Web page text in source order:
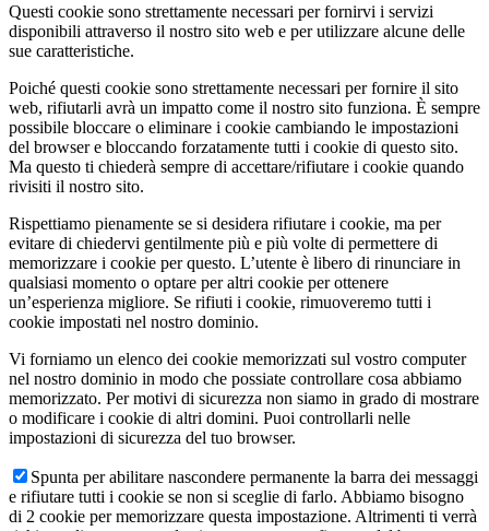
Questi cookie sono strettamente necessari per fornirvi i servizi
disponibili attraverso il nostro sito web e per utilizzare alcune delle
sue caratteristiche.
Poiché questi cookie sono strettamente necessari per fornire il sito
web, rifiutarli avrà un impatto come il nostro sito funziona. È sempre
possibile bloccare o eliminare i cookie cambiando le impostazioni
del browser e bloccando forzatamente tutti i cookie di questo sito.
Ma questo ti chiederà sempre di accettare/rifiutare i cookie quando
rivisiti il nostro sito.
Rispettiamo pienamente se si desidera rifiutare i cookie, ma per
evitare di chiedervi gentilmente più e più volte di permettere di
memorizzare i cookie per questo. L’utente è libero di rinunciare in
qualsiasi momento o optare per altri cookie per ottenere
un’esperienza migliore. Se rifiuti i cookie, rimuoveremo tutti i
cookie impostati nel nostro dominio.
Vi forniamo un elenco dei cookie memorizzati sul vostro computer
nel nostro dominio in modo che possiate controllare cosa abbiamo
memorizzato. Per motivi di sicurezza non siamo in grado di mostrare
o modificare i cookie di altri domini. Puoi controllarli nelle
impostazioni di sicurezza del tuo browser.
Spunta per abilitare nascondere permanente la barra dei messaggi
e rifiutare tutti i cookie se non si sceglie di farlo. Abbiamo bisogno
di 2 cookie per memorizzare questa impostazione. Altrimenti ti verrà